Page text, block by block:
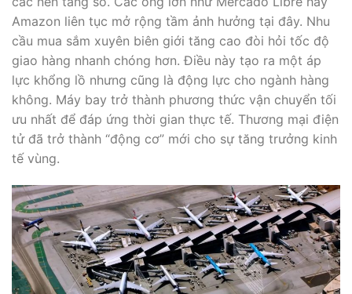
Amazon liên tục mở rộng tầm ảnh hưởng tại đây. Nhu
cầu mua sắm xuyên biên giới tăng cao đòi hỏi tốc độ
giao hàng nhanh chóng hơn. Điều này tạo ra một áp
lực khổng lồ nhưng cũng là động lực cho ngành hàng
không. Máy bay trở thành phương thức vận chuyển tối
ưu nhất để đáp ứng thời gian thực tế. Thương mại điện
tử đã trở thành “động cơ” mới cho sự tăng trưởng kinh
tế vùng.